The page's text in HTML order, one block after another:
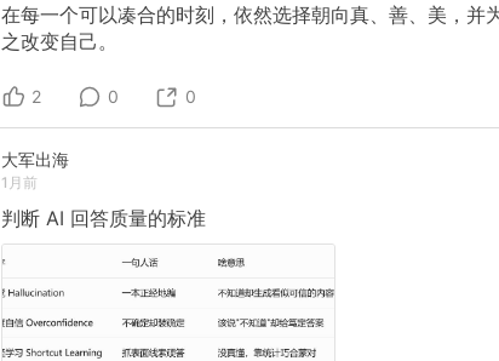
在每一个可以凑合的时刻，依然选择朝向真、善、美，并
之改变自己。
2 0 0
大军出海
1月前
判断 AI 回答质量的标准